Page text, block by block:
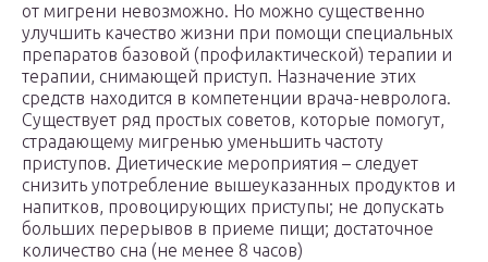
от мигрени невозможно. Но можно существенно
улучшить качество жизни при помощи специальных
препаратов базовой (профилактической) терапии и
терапии, снимающей приступ. Назначение этих
средств находится в компетенции врача-невролога.
Существует ряд простых советов, которые помогут,
страдающему мигренью уменьшить частоту
приступов. Диетические мероприятия – следует
снизить употребление вышеуказанных продуктов и
напитков, провоцирующих приступы; не допускать
больших перерывов в приеме пищи; достаточное
количество сна (не менее 8 часов)